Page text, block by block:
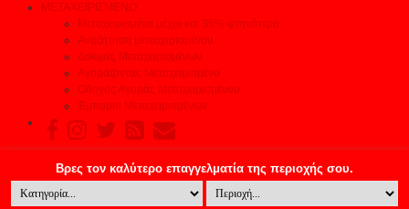
ΜΕΤΑΧΕΙΡΙΣΜΕΝΟ
Μεταχειρισμένα μέχρι και 35% φτηνότερα
Αναζήτηση μεταχειρισμένου
Δοκιμές Μεταχειρισμένων
Αγοράζοντας Μεταχειρισμένο
Οδηγός Αγοράς Μεταχειρισμένου
Έμποροι Μεταχειρισμένων